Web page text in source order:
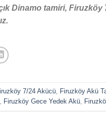
Dinamo tamiri, Firuzköy
7/24 Akücü, Firuzköy Akü
Firuzköy Gece Yedek Akü,